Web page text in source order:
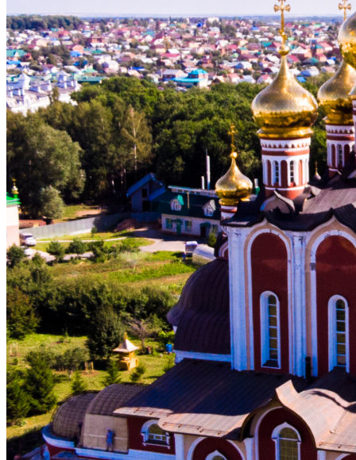
СВЯЩЕННОСЛУЖИТЕЛИ
ТАИНСТВО И ТРЕБЫ
ДЕЯТЕЛЬНОСТЬ ХРАМА
ВОСКРЕСНАЯ ШКОЛА
МОЛОДЕЖНЫЙ КЛУБ «КОРАБЛЬ ВЕРЫ»
МОЛОДЕЖНЫЙ КЛУБ «ФАВОР»
«ПРАВОСЛАВНЫЕ БЕСЕДЫ»
БИБЛИОТЕКА
ОГЛАСИТЕЛЬНЫЕ БЕСЕДЫ
ЦЕНТР ГУМАНИТАРНОЙ ПОМОЩИ
НАРОДНЫЕ КОРМИЛЬЦЫ
РАСПИСАНИЕ БОГОСЛУЖЕНИЙ
ПАЛОМНИКАМ
РОСПИСЬ ХРАМА НОВОМУЧЕНИКОВ И